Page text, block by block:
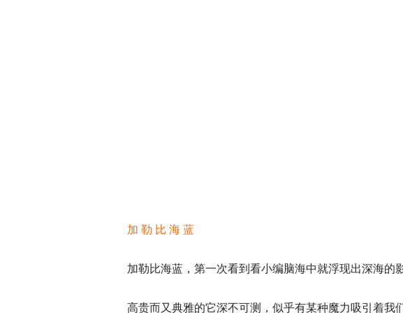
加 勒 比 海 蓝
加勒比海蓝，第一次看到看小编脑海中就浮现出深海的
高贵而又典雅的它深不可测，似乎有某种魔力吸引着我